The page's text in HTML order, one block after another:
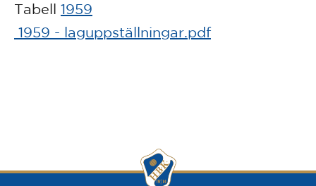
Tabell 1959
1959 - laguppställningar.pdf